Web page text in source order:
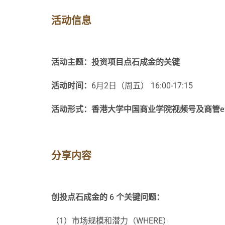
活动信息
活动主题：投资项目点石成金的关键
活动时间： 6月2日（周五） 16:00-17:15
活动形式：香港大学中国商业学院视频号及商管
分享内容
创投点石成金的 6 个关键问题：
（1）市场规模和潜力（WHERE）